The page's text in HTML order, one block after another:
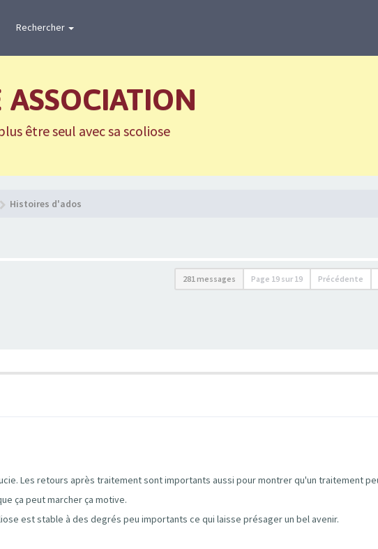
Rechercher
être seul avec sa scoliose
Histoires d'ados
281 messages Page 19 sur 19 Précédente
Les retours après traitement sont importants aussi pour montrer qu'un traitement
ça peut marcher ça motive.
est stable à des degrés peu importants ce qui laisse présager un bel avenir.